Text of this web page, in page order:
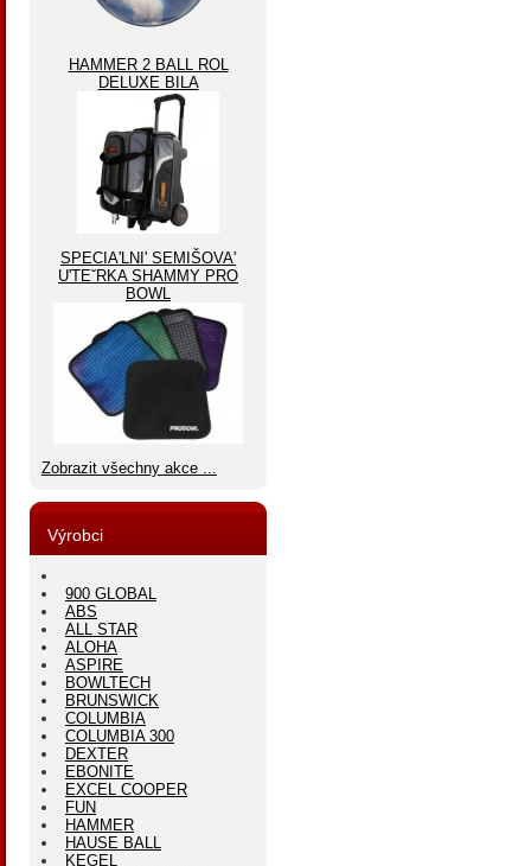
HAMMER 2 BALL ROL
DELUXE BILA
SPECIA'LNI' SEMIŠOVA'
U'TEˇRKA SHAMMY PRO
BOWL
Zobrazit všechny akce ...
Výrobci
900 GLOBAL
ABS
ALL STAR
ALOHA
ASPIRE
BOWLTECH
BRUNSWICK
COLUMBIA
COLUMBIA 300
DEXTER
EBONITE
EXCEL COOPER
FUN
HAMMER
HAUSE BALL
KEGEL